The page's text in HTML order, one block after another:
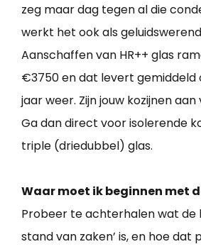
zeg maar dag tegen al die
werkt het ook als
Aanschaffen van HR++ glas
€3750 en dat levert gemiddeld
jaar weer. Zijn jouw kozijnen
Ga dan direct voor isolerende
triple (driedubbel) glas.
Waar moet ik beginnen met
Probeer te achterhalen wat de
stand van zaken’ is, en hoe dat